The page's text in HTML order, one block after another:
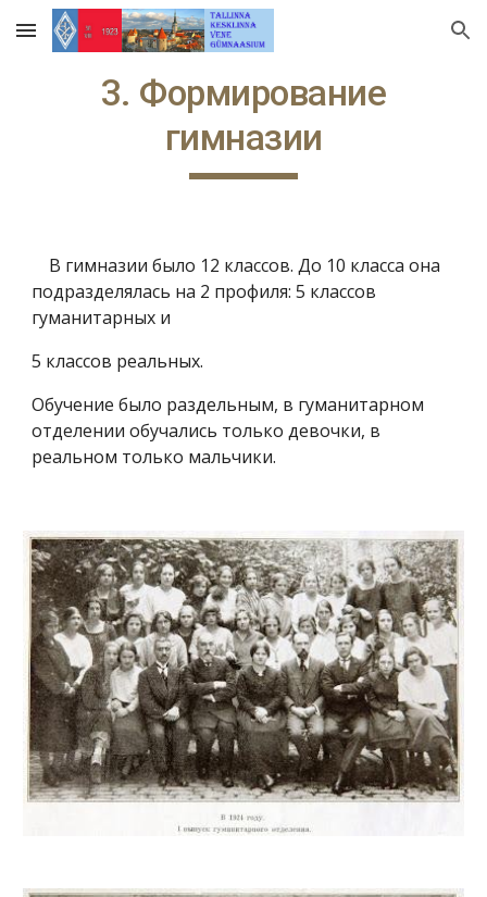
Skip to main content Skip to navigation
3. Формирование
гимназии
В гимназии было 12 классов. До 10 класса она
подразделялась на 2 профиля: 5 классов
гуманитарных и
5 классов реальных.
Обучение было раздельным, в гуманитарном
отделении обучались только девочки, в
реальном только мальчики.